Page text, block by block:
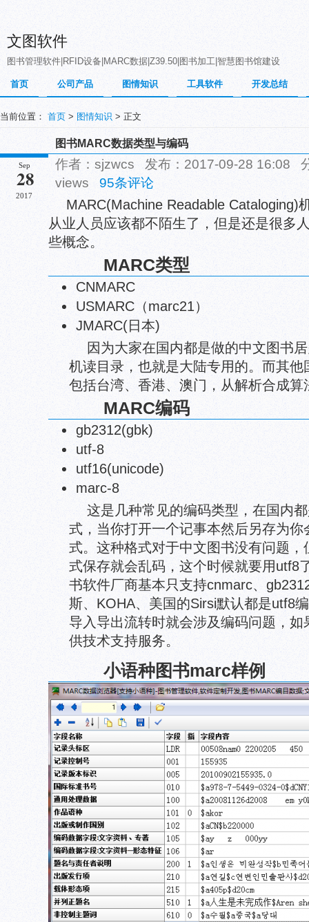
文图软件
图书管理软件|RFID设备|MARC数据|Z39.50|图书加工|智慧图书馆建设
首页 公司产品 图情知识 工具软件 开发总结
当前位置： 首页 > 图情知识 > 正文
图书MARC数据类型与编码
Sep
28
2017
作者：sjzwcs 发布：2017-09-28 16:08
views 95条评论
MARC(Machine Readable Cataloging)
从业人员应该都不陌生了，但是还是很多
些概念。
MARC类型
CNMARC
USMARC（marc21）
JMARC(日本)
因为大家在国内都是做的中文图书
机读目录，也就是大陆专用的。而其
包括台湾、香港、澳门，从解析合成
MARC编码
gb2312(gbk)
utf-8
utf16(unicode)
marc-8
这是几种常见的编码类型，在国内
式，当你打开一个记事本然后另存为
式。这种格式对于中文图书没有问题
式保存就会乱码，这个时候就要用utf8
书软件厂商基本只支持cnmarc、
斯、KOHA、美国的Sirsi默认都是utf8
导入导出流转时就会涉及编码问题，
供技术支持服务。
小语种图书marc样例